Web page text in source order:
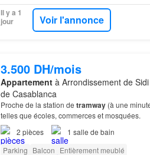
Il y a 1
jour
Voir l'annonce
3.500 DH/mois
Appartementà Arrondissement de
de Casablanca
Proche de la station de tramway(à une
telles que écoles, commerces et mosquées.
2 pièces 1 salle de bain
Parking Balcon Entièrement meublé